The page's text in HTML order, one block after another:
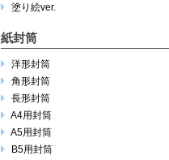
塗り絵ver.
紙封筒
洋形封筒
角形封筒
長形封筒
A4用封筒
A5用封筒
B5用封筒